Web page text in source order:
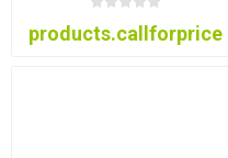
products.callforprice